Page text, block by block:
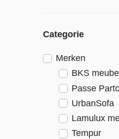
Categorie
Merken
BKS
Passe
UrbanSofa
Lamulux
Tempur